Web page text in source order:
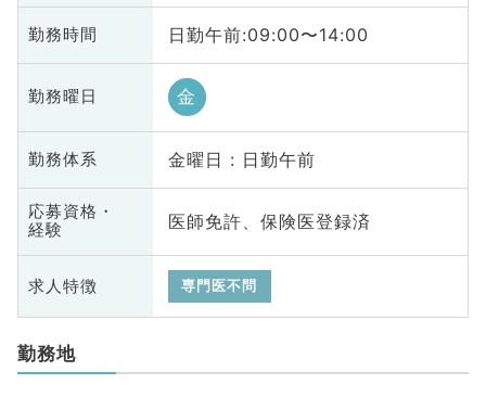
勤務時間 日勤午前:09:00〜14:00
勤務曜日 金
勤務体系 金曜日 : 日勤午前
応募資格・
経験
医師免許、保険医登録済
求人特徴 専門医不問
勤務地